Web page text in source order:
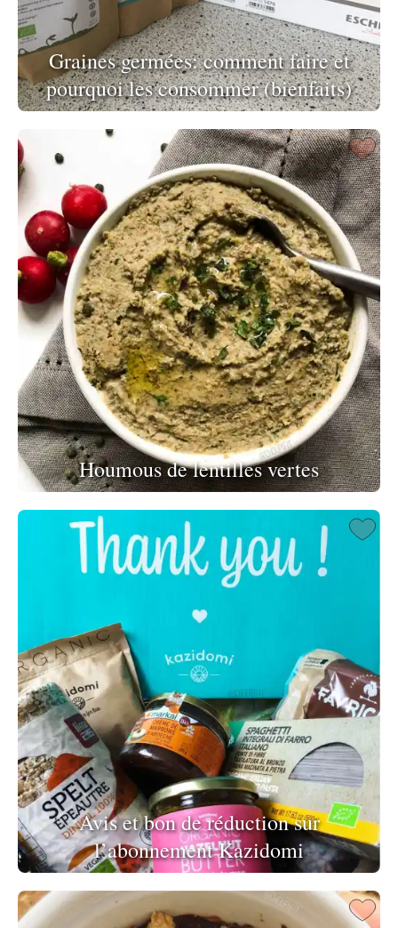
Graines germées: comment faire et
pourquoi les consommer (bienfaits)
Houmous de lentilles vertes
Avis et bon de réduction sur
l’abonnement Kazidomi